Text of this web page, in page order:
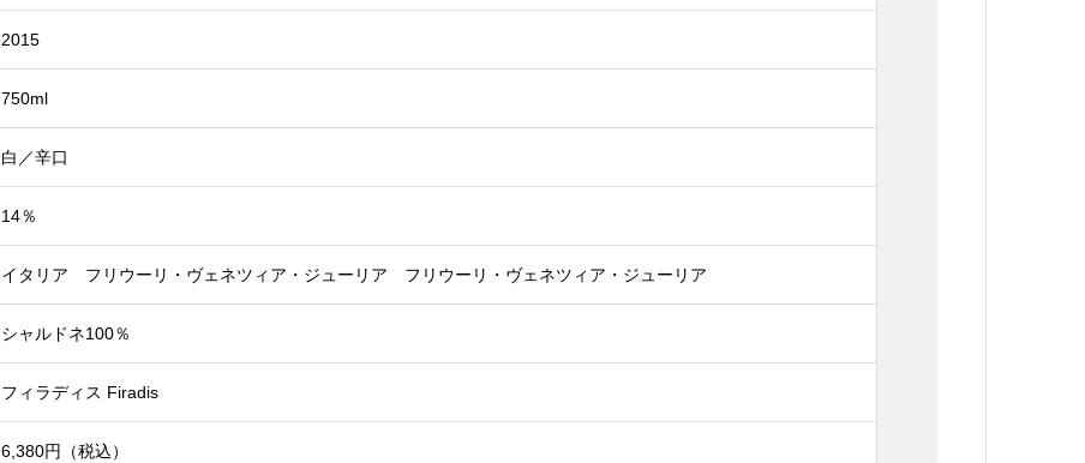
2015
750ml
白／辛口
14％
イタリア フリウーリ・ヴェネツィア・ジューリア フリウーリ・ヴェネツィア・ジューリア
シャルドネ100％
フィラディス Firadis
6,380円（税込）